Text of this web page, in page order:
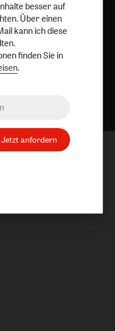
besser auf
Über einen
kann ich diese
finden Sie in
.
Jetzt anfordern